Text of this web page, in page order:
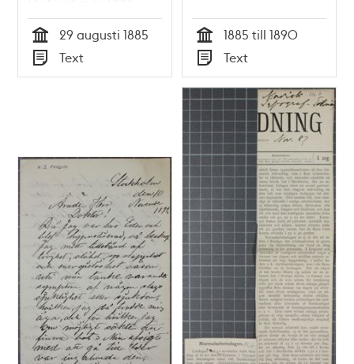
Tid
29 augusti 1885
Typ
Text Tid
1885 till 1890
Typ
Text